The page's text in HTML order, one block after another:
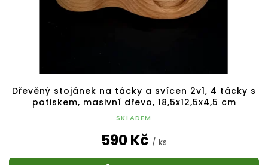
Dřevěný stojánek na tácky a svícen 2v1, 4 tácky s
potiskem, masivní dřevo, 18,5x12,5x4,5 cm
SKLADEM
590 Kč / ks